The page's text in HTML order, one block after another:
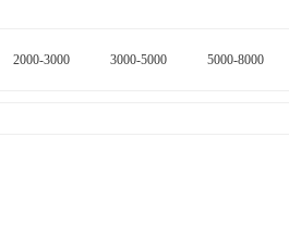
2000-3000 3000-5000 5000-8000